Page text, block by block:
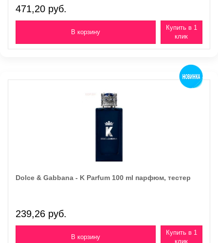
471,20 руб.
Купить в 1
клик
Dolce & Gabbana - K Parfum 100 ml парфюм, тестер
239,26 руб.
Купить в 1
клик